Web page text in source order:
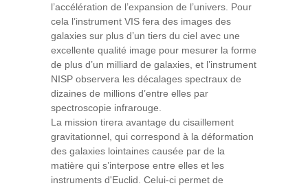
l’accélération de l’expansion de l’univers. Pour
cela l’instrument VIS fera des images des
galaxies sur plus d’un tiers du ciel avec une
excellente qualité image pour mesurer la forme
de plus d’un milliard de galaxies, et l’instrument
NISP observera les décalages spectraux de
dizaines de millions d’entre elles par
spectroscopie infrarouge.
La mission tirera avantage du cisaillement
gravitationnel, qui correspond à la déformation
des galaxies lointaines causée par de la
matière qui s’interpose entre elles et les
instruments d'Euclid. Celui-ci permet de